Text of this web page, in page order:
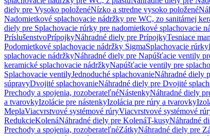
diely pre Vysoko položenéNízko a stredne vysoko položené
Nadomietkové splachovacie nádržky pre WC, zo sanitárnej
diely pre Splachovacie rúrky pre nadomietkové splachovacie
PríslušenstvoPrípojkyNáhradné diely pre PrípojkyTesniace
Podomietkové splachovacie nádržky SigmaSplachovacie rúrky
splachovacie nádržkyNáhradné diely pre Napúšťacie ventily
keramické splachovacie nádržkyNapúšťacie ventily pre
Splachovacie ventilyJednoduché splachovanieNáhradné diely
súpravyDvojité splachovanieNáhradné diely pre Dvojité
Prechody a spojenia, rozoberateľnéNástenkyNáhradné diely
a tvarovkyIzolácie pre nástenkyIzolácia pre rúry a tvarovky
MeplaViacvrstvové systémové rúryViacvrstvové systémové
RedukcieKolenáNáhradné diely pre KolenáT-kusyNáhradné
Prechody a spojenia, rozoberateľnéZátkyNáhradné diely pre